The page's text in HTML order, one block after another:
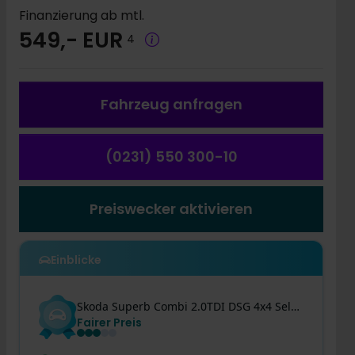
Finanzierung ab mtl.
549,- EUR 4
Fahrzeug anfragen
(0231) 550 300-10
Preiswecker aktivieren
Einblicke
Skoda Superb Combi 2.0TDI DSG 4x4 Selection AHK HuD AC
Fairer Preis